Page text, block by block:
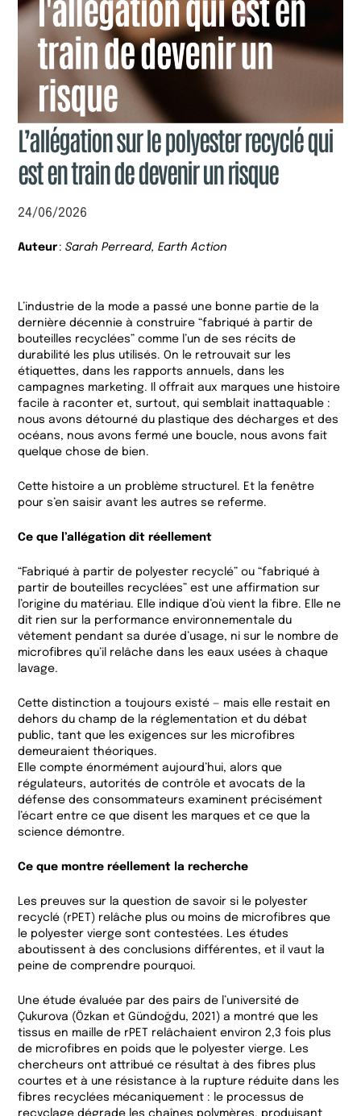
L’allégation sur le polyester recyclé qui
est en train de devenir un risque
24/06/2026
Auteur : Sarah Perreard, Earth Action
L’industrie de la mode a passé une bonne partie de la
dernière décennie à construire “fabriqué à partir de
bouteilles recyclées” comme l’un de ses récits de
durabilité les plus utilisés. On le retrouvait sur les
étiquettes, dans les rapports annuels, dans les
campagnes marketing. Il offrait aux marques une histoire
facile à raconter et, surtout, qui semblait inattaquable :
nous avons détourné du plastique des décharges et des
océans, nous avons fermé une boucle, nous avons fait
quelque chose de bien.
Cette histoire a un problème structurel. Et la fenêtre
pour s’en saisir avant les autres se referme.
Ce que l’allégation dit réellement
“Fabriqué à partir de polyester recyclé” ou “fabriqué à
partir de bouteilles recyclées” est une affirmation sur
l’origine du matériau. Elle indique d’où vient la fibre. Elle ne
dit rien sur la performance environnementale du
vêtement pendant sa durée d’usage, ni sur le nombre de
microfibres qu’il relâche dans les eaux usées à chaque
lavage.
Cette distinction a toujours existé — mais elle restait en
dehors du champ de la réglementation et du débat
public, tant que les exigences sur les microfibres
demeuraient théoriques.
Elle compte énormément aujourd’hui, alors que
régulateurs, autorités de contrôle et avocats de la
défense des consommateurs examinent précisément
l’écart entre ce que disent les marques et ce que la
science démontre.
Ce que montre réellement la recherche
Les preuves sur la question de savoir si le polyester
recyclé (rPET) relâche plus ou moins de microfibres que
le polyester vierge sont contestées. Les études
aboutissent à des conclusions différentes, et il vaut la
peine de comprendre pourquoi.
Une étude évaluée par des pairs de l’université de
Çukurova (Özkan et Gündoğdu, 2021) a montré que les
tissus en maille de rPET relâchaient environ 2,3 fois plus
de microfibres en poids que le polyester vierge. Les
chercheurs ont attribué ce résultat à des fibres plus
courtes et à une résistance à la rupture réduite dans les
fibres recyclées mécaniquement : le processus de
recyclage dégrade les chaînes polymères, produisant